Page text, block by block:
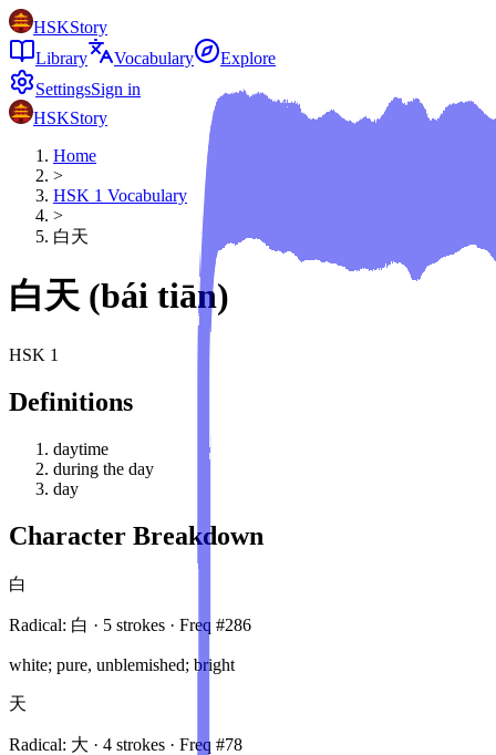
HSKStory
Library
Vocabulary
Explore
SettingsSign in
HSKStory
Home
>
HSK 1 Vocabulary
>
白天
白天 (bái tiān)
HSK 1
Definitions
daytime
during the day
day
Character Breakdown
白
Radical: 白 · 5 strokes · Freq #286
white; pure, unblemished; bright
天
Radical: 大 · 4 strokes · Freq #78